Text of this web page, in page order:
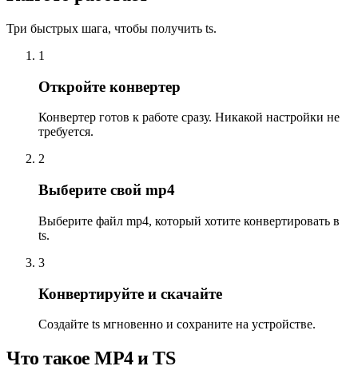
Три быстрых шага, чтобы получить ts.
1
Откройте конвертер
Конвертер готов к работе сразу. Никакой настройки не
требуется.
2
Выберите свой mp4
Выберите файл mp4, который хотите конвертировать в
ts.
3
Конвертируйте и скачайте
Создайте ts мгновенно и сохраните на устройстве.
Что такое MP4 и TS